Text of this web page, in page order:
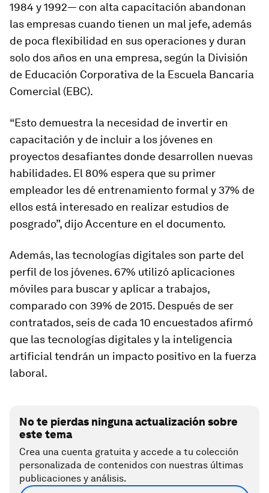
1984 y 1992— con alta capacitación abandonan
las empresas cuando tienen un mal jefe, además
de poca flexibilidad en sus operaciones y duran
solo dos años en una empresa, según la División
de Educación Corporativa de la Escuela Bancaria
Comercial (EBC).
“Esto demuestra la necesidad de invertir en
capacitación y de incluir a los jóvenes en
proyectos desafiantes donde desarrollen nuevas
habilidades. El 80% espera que su primer
empleador les dé entrenamiento formal y 37% de
ellos está interesado en realizar estudios de
posgrado”, dijo Accenture en el documento.
Además, las tecnologías digitales son parte del
perfil de los jóvenes. 67% utilizó aplicaciones
móviles para buscar y aplicar a trabajos,
comparado con 39% de 2015. Después de ser
contratados, seis de cada 10 encuestados afirmó
que las tecnologías digitales y la inteligencia
artificial tendrán un impacto positivo en la fuerza
laboral.
No te pierdas ninguna actualización sobre
este tema
Crea una cuenta gratuita y accede a tu colección
personalizada de contenidos con nuestras últimas
publicaciones y análisis.